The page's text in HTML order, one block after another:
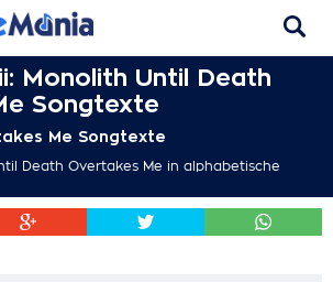
Monolith Until Death
Songtexte
Me Songtexte
Death Overtakes Me in alphabetische